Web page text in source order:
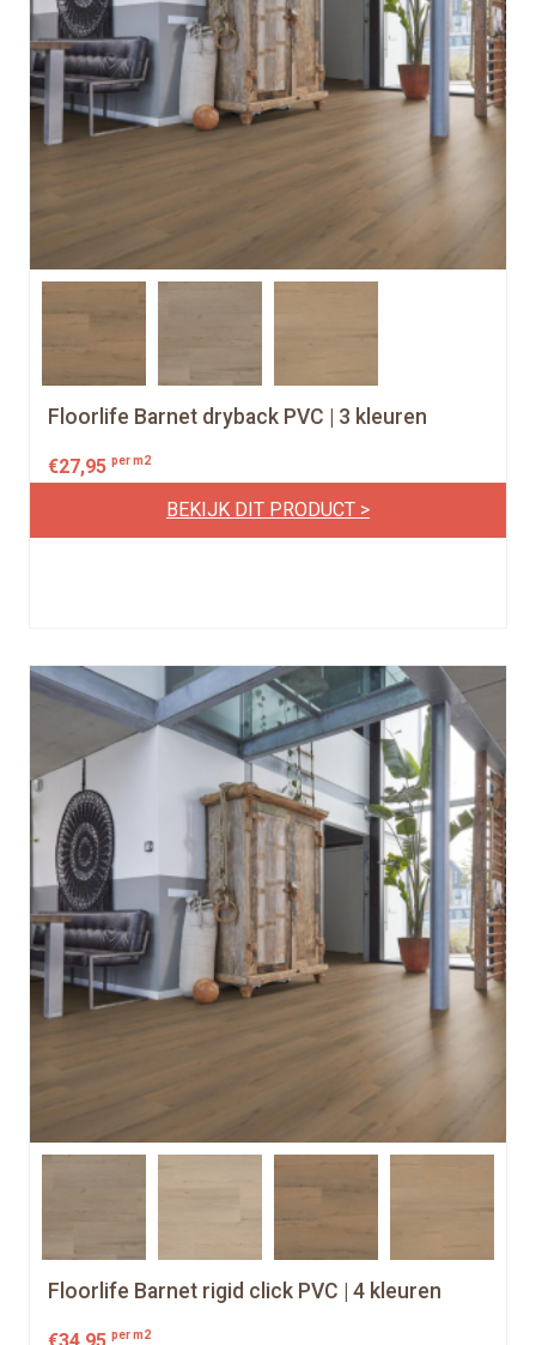
Floorlife Barnet dryback PVC | 3 kleuren
€27,95 per m2
BEKIJK DIT PRODUCT >
Floorlife Barnet rigid click PVC | 4 kleuren
€34,95 per m2